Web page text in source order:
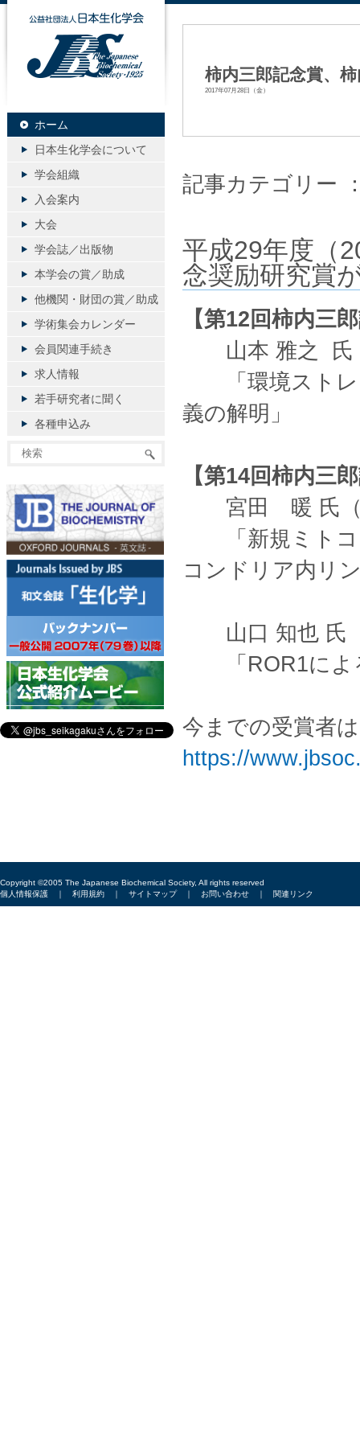
柿内三郎記念賞、
2017年07月28日（金）
記事カテゴリー
平成29年度（
念奨励研究賞
【第12回柿内三
山本 雅之 氏（
「環境ストレ
義の解明」
【第14回柿内三
宮田 暖 氏（
「新規ミトコ
コンドリア内リ
山口 知也 氏（
「ROR1によ
今までの受賞者
https://
公益社団法人日本生化学会
ホーム
日本生化学会について
学会組織
入会案内
大会
学会誌／出版物
本学会の賞／助成
他機関・財団の賞／助成
学術集会カレンダー
会員関連手続き
求人情報
若手研究者に聞く
各種申込み
Copyright ©2005 The Japanese Biochemical Society, All rights reserved
個人情報保護 ｜ 利用規約 ｜ サイトマップ｜ お問い合わせ ｜ 関連リンク